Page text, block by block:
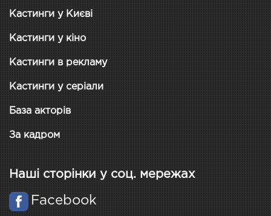
Кастинги у Києві
Кастинги у кіно
Кастинги в рекламу
Кастинги у серіали
База акторів
За кадром
Наші сторінки у соц. мережах
Facebook